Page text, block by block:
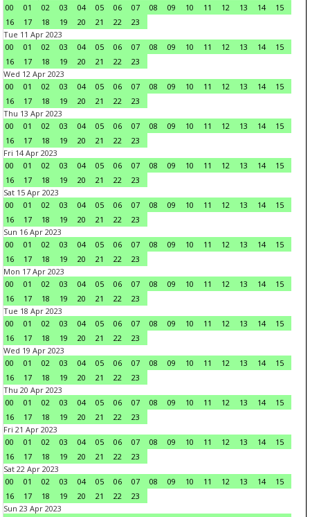
00
01 02 03 04 05 06 07 08 09 10 11 12 13 14
15
16
17 18 19 20 21 22
23
Tue 11 Apr 2023
00
01 02 03 04 05 06 07 08 09 10 11 12 13 14
15
16
17 18 19 20 21 22
23
Wed 12 Apr 2023
00
01 02 03 04 05 06 07 08 09 10 11 12 13 14
15
16
17 18 19 20 21 22
23
Thu 13 Apr 2023
00
01 02 03 04 05 06 07 08 09 10 11 12 13 14
15
16
17 18 19 20 21 22
23
Fri 14 Apr 2023
00
01 02 03 04 05 06 07 08 09 10 11 12 13 14
15
16
17 18 19 20 21 22
23
Sat 15 Apr 2023
00
01 02 03 04 05 06 07 08 09 10 11 12 13 14
15
16
17 18 19 20 21 22
23
Sun 16 Apr 2023
00
01 02 03 04 05 06 07 08 09 10 11 12 13 14
15
16
17 18 19 20 21 22
23
Mon 17 Apr 2023
00
01 02 03 04 05 06 07 08 09 10 11 12 13 14
15
16
17 18 19 20 21 22
23
Tue 18 Apr 2023
00
01 02 03 04 05 06 07 08 09 10 11 12 13 14
15
16
17 18 19 20 21 22
23
Wed 19 Apr 2023
00
01 02 03 04 05 06 07 08 09 10 11 12 13 14
15
16
17 18 19 20 21 22
23
Thu 20 Apr 2023
00
01 02 03 04 05 06 07 08 09 10 11 12 13 14
15
16
17 18 19 20 21 22
23
Fri 21 Apr 2023
00
01 02 03 04 05 06 07 08 09 10 11 12 13 14
15
16
17 18 19 20 21 22
23
Sat 22 Apr 2023
00
01 02 03 04 05 06 07 08 09 10 11 12 13 14
15
16
17 18 19 20 21 22
23
Sun 23 Apr 2023